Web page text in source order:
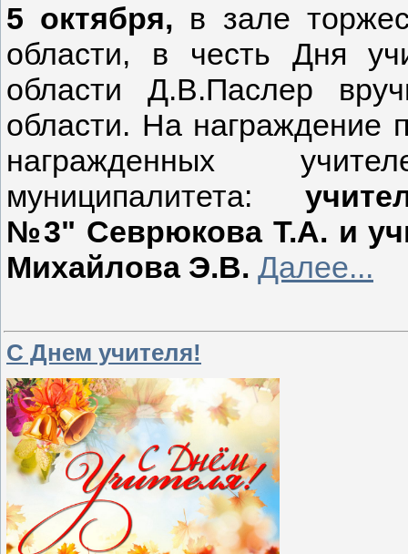
5 октября, в зале
области, в честь Дня
области Д.В.Паслер
области. На награждение
награжденных
муниципалитета:
№3" Севрюкова Т.А. и
Михайлова Э.В. Далее...
С Днем учителя!